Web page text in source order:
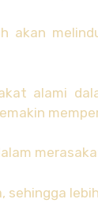
akan
alami